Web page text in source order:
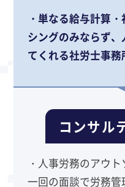
・単なる給与計算
シングのみならず
てくれる社労士事
コンサル
・人事労務のアウ
一回の面談で労務